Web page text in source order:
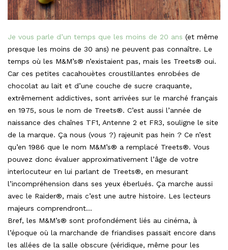
Je vous parle d’un temps que les moins de 20 ans (et même
presque les moins de 30 ans) ne peuvent pas connaître. Le
temps où les M&M’s® n’existaient pas, mais les Treets® oui.
Car ces petites cacahouètes croustillantes enrobées de
chocolat au lait et d’une couche de sucre craquante,
extrêmement addictives, sont arrivées sur le marché français
en 1975, sous le nom de Treets®. C’est aussi l’année de
naissance des chaînes TF1, Antenne 2 et FR3, souligne le site
de la marque. Ça nous (vous ?) rajeunit pas hein ? Ce n’est
qu’en 1986 que le nom M&M’s® a remplacé Treets®. Vous
pouvez donc évaluer approximativement l’âge de votre
interlocuteur en lui parlant de Treets®, en mesurant
l’incompréhension dans ses yeux éberlués. Ça marche aussi
avec le Raider®, mais c’est une autre histoire. Les lecteurs
majeurs comprendront…
Bref, les M&M’s® sont profondément liés au cinéma, à
l’époque où la marchande de friandises passait encore dans
les allées de la salle obscure (véridique, même pour les